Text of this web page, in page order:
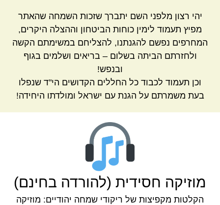
יהי רצון מלפני השם יתברך שזכות השמחה שהאתר
מפיץ תעמוד לימין כוחות הביטחון וההצלה היקרים,
המחרפים נפשם להגנתנו, להצליחם במשימתם הקשה
ולחזרתם הביתה בשלום – בריאים ושלמים בגוף
ובנפש!
וכן תעמוד לכבוד כל החללים הקדושים הי"ד שנפלו
בעת משמרתם על הגנת עם ישראל ומולדתו היחידה!
מוזיקה חסידית (להורדה בחינם)
הקלטות מקפיצות של ריקודי שמחה יהודיים: מוזיקה